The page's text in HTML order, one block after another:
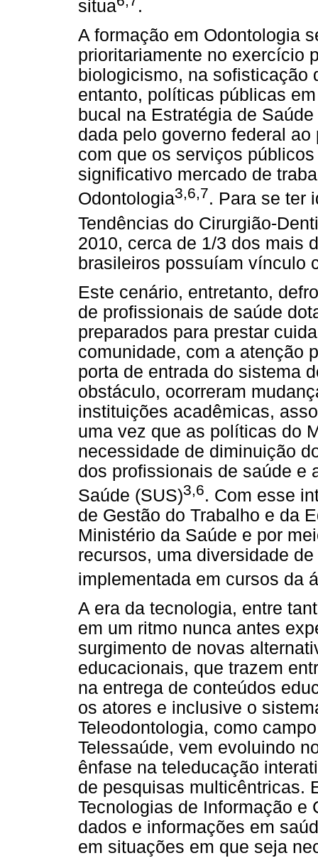
situa
.
A formação em Odontologia
prioritariamente no exercício
biologicismo, na sofisticação
entanto, políticas públicas
bucal na Estratégia de
dada pelo governo federal
com que os serviços
significativo mercado de
Odontologia3,6,7. Para se ter
Tendências do Cirurgião-
2010, cerca de 1/3 dos mais
brasileiros possuíam vínculo
Este cenário, entretanto,
de profissionais de saúde
preparados para prestar
comunidade, com a atenção
porta de entrada do sistema
obstáculo, ocorreram
instituições acadêmicas,
uma vez que as políticas do
necessidade de diminuição
dos profissionais de saúde e
Saúde (SUS)3,6. Com esse
de Gestão do Trabalho e da
Ministério da Saúde e por
recursos, uma diversidade
implementada em cursos da
A era da tecnologia, entre
em um ritmo nunca antes
surgimento de novas
educacionais, que trazem
na entrega de conteúdos
os atores e inclusive o
Teleodontologia, como
Telessaúde, vem evoluindo
ênfase na teleducação
de pesquisas multicêntricas.
Tecnologias de Informação e
dados e informações em
em situações em que seja